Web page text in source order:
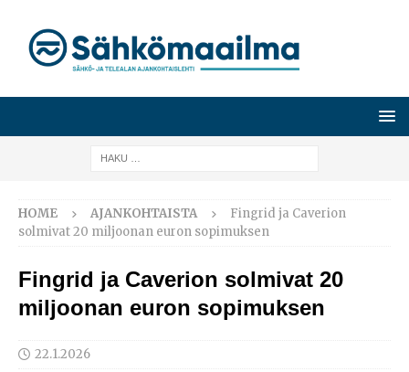
HOME AJANKOHTAISTA
Fingrid ja Caverion
solmivat 20 miljoonan euron sopimuksen
Fingrid ja Caverion solmivat 20
miljoonan euron sopimuksen
22.1.2026